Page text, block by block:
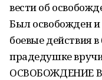
вести об
Был освобожден
боевые действия
прадедушке
ОСВОБОЖДЕНИЕ